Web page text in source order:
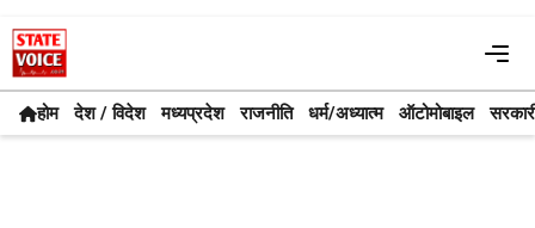
Skip
to
content
होम देश / विदेश मध्यप्रदेश राजनीति धर्म/अध्यात्म ऑटोमोबाइल